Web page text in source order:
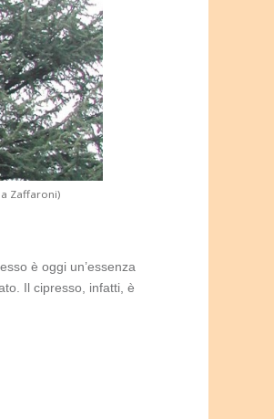
Zaffaroni)
è oggi un’essenza
Il cipresso, infatti, è